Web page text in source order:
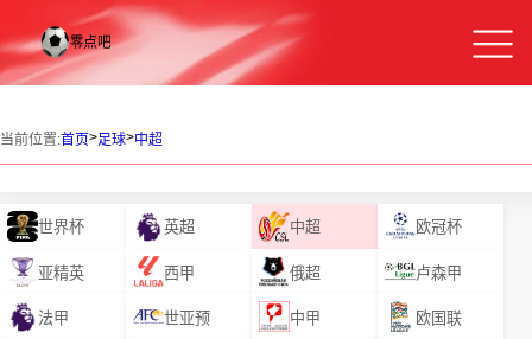
当前位置:首页>足球>中超
世界杯 英超 中超 欧冠杯
亚精英 西甲 俄超 卢森甲
法甲 世亚预 中甲 欧国联